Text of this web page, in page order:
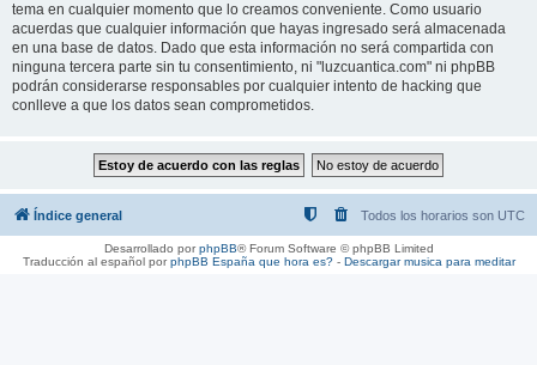
tema en cualquier momento que lo creamos conveniente. Como usuario
acuerdas que cualquier información que hayas ingresado será almacenada
en una base de datos. Dado que esta información no será compartida con
ninguna tercera parte sin tu consentimiento, ni "luzcuantica.com" ni phpBB
podrán considerarse responsables por cualquier intento de hacking que
conlleve a que los datos sean comprometidos.
Índice general Todos los horarios son UTC
Desarrollado porphpBB® Forum Software © phpBB Limited
Traducción al español porphpBB España que hora es?- Descargar musica para meditar